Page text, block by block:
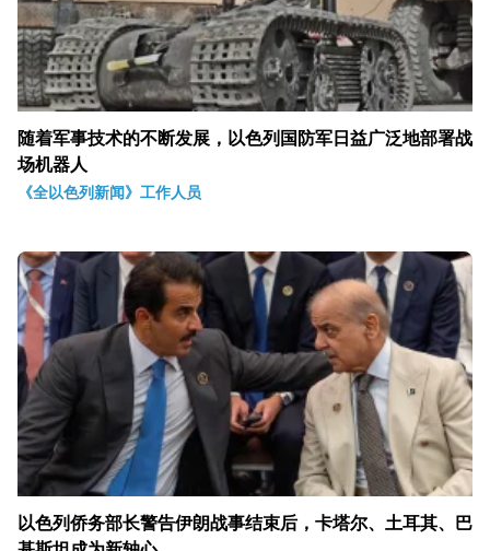
随着军事技术的不断发展，以色列国防军日益广泛地部署战
场机器人
《全以色列新闻》工作人员
以色列侨务部长警告伊朗战事结束后，卡塔尔、土耳其、巴